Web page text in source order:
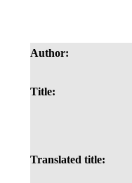
Author:
Title:
Translated title: